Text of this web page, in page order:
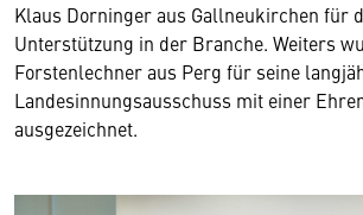
Klaus Dorninger aus Gallneukirchen für
Unterstützung in der Branche. Weiters
Forstenlechner aus Perg für seine
Landesinnungsausschuss mit einer
ausgezeichnet.